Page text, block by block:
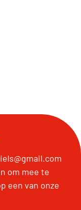
om mee te
een van onze